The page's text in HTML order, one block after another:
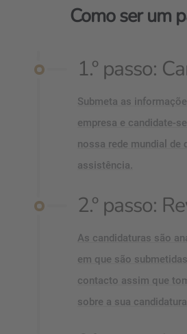
Como ser um
1.º passo:
Submeta as
empresa e candidate-
nossa rede mundial de
assistência.
2.º passo:
As candidaturas são
em que são
contacto assim que
sobre a sua